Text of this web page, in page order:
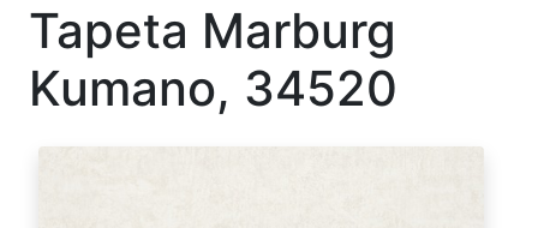
Tapeta Marburg
Kumano, 34520